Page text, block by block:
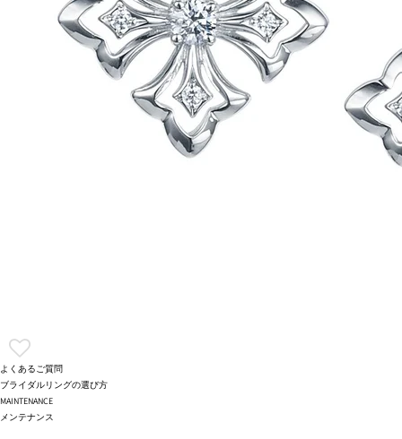
よくあるご質問
ブライダルリングの選び方
MAINTENANCE
メンテナンス